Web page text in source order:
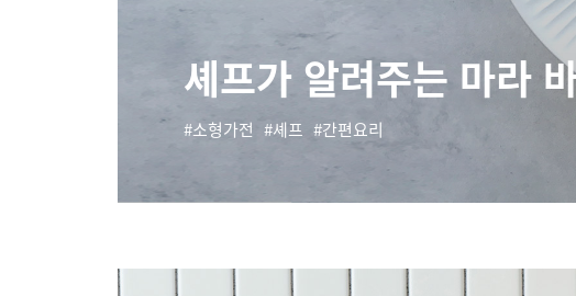
셰프가 알려주는 마라
소형가전 셰프 간편요리